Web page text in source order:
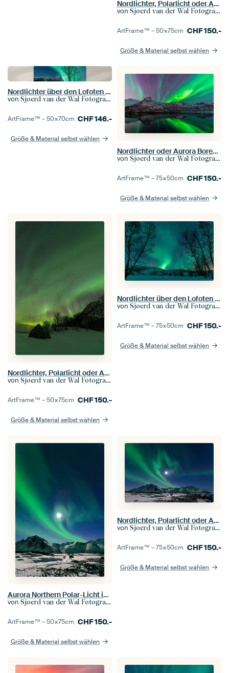
Nordlichter, Polarlicht oder Aurora Borealis im Nachthimmel über den Lofoten-Inseln
von Sjoerd van der Wal Fotografie
ArtFrame™ –50×75cm CHF150.-
Größe & Material selbst wählen
Nordlichter über den Lofoten in Norwegen
von Sjoerd van der Wal Fotografie
ArtFrame™ –50×70cm CHF146.-
Größe & Material selbst wählen
Nordlichter oder Aurora Borealis über einem See mit verschneiten Winterbergen
von Sjoerd van der Wal Fotografie
ArtFrame™ –75×50cm CHF150.-
Größe & Material selbst wählen
Nordlichter, Polarlicht oder Aurora Borealis im nächtlichen Himmel über den Lofoten Inseln in Nord-N
von Sjoerd van der Wal Fotografie
ArtFrame™ –50×75cm CHF150.-
Größe & Material selbst wählen
Nordlichter über den Lofoten Inseln in Norwegen
von Sjoerd van der Wal Fotografie
ArtFrame™ –75×50cm CHF150.-
Größe & Material selbst wählen
Aurora Northern Polar-Licht im nächtlichen Himmel über Nord-Norwegen
von Sjoerd van der Wal Fotografie
ArtFrame™ –50×75cm CHF150.-
Größe & Material selbst wählen
Nordlichter, Polarlicht oder Aurora Borealis im nächtlichen Himmel über Senja
von Sjoerd van der Wal Fotografie
ArtFrame™ –75×50cm CHF150.-
Größe & Material selbst wählen